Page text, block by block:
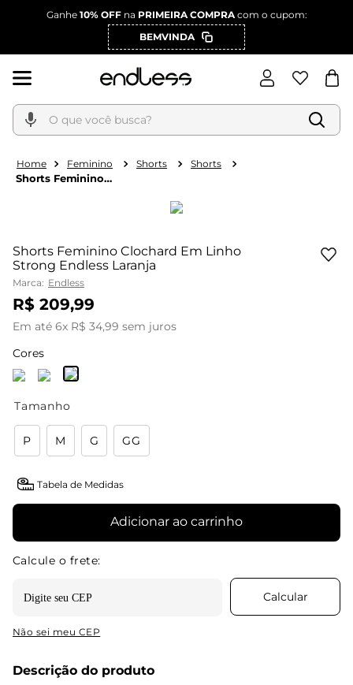
Ganhe 10% OFFna PRIMEIRA COMPRAcom o cupom:
BEMVINDA
O que você busca?
Feminino Shorts Shorts
Shorts Feminino
Shorts Feminino Clochard Em Linho
Strong Endless Laranja
Marca: Endless
R$ 209,99
Em até 6x R$ 34,99 sem juros
Cores
Tamanho
P M G GG
Tabela de Medidas
Adicionar ao carrinho
Não sei meu CEP
Descrição do produto